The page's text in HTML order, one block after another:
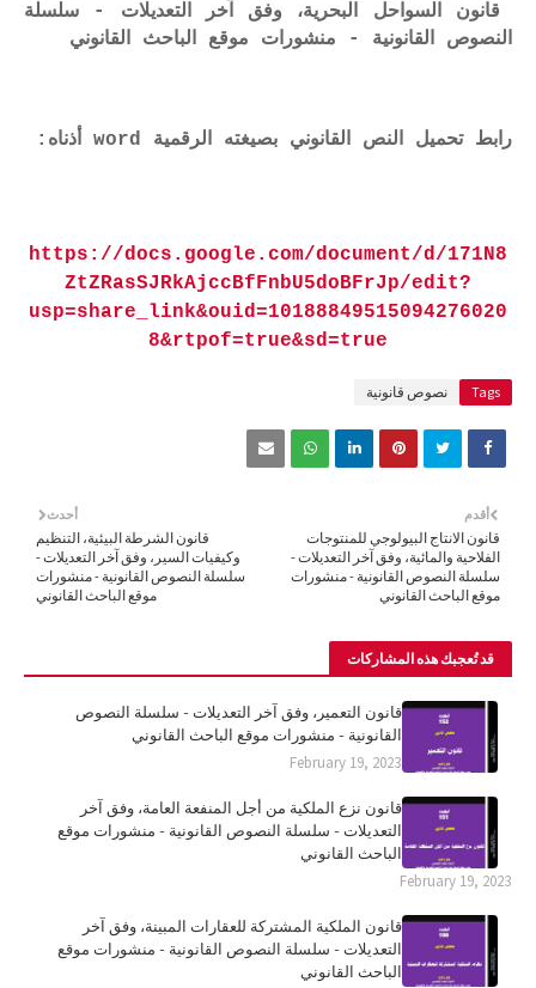
قانون السواحل البحرية، وفق آخر التعديلات - سلسلة
النصوص القانونية - منشورات موقع الباحث القانوني
رابط تحميل النص القانوني بصيغته الرقمية word أذناه:
https://docs.google.com/document/d/171N8
ZtZRasSJRkAjccBfFnbU5doBFrJp/edit?
usp=share_link&ouid=10188849515094276020
8&rtpof=true&sd=true
Tags نصوص قانونية
أحدث
قانون الشرطة البيئية، التنظيم
وكيفيات السير، وفق آخر التعديلات -
سلسلة النصوص القانونية - منشورات
موقع الباحث القانوني
أقدم
قانون الانتاج البيولوجي للمنتوجات
الفلاحية والمائية، وفق آخر التعديلات -
سلسلة النصوص القانونية - منشورات
موقع الباحث القانوني
قد تُعجبك هذه المشاركات
قانون التعمير، وفق آخر التعديلات - سلسلة النصوص
القانونية - منشورات موقع الباحث القانوني
February 19, 2023
قانون نزع الملكية من أجل المنفعة العامة، وفق آخر
التعديلات - سلسلة النصوص القانونية - منشورات موقع
الباحث القانوني
February 19, 2023
قانون الملكية المشتركة للعقارات المبينة، وفق آخر
التعديلات - سلسلة النصوص القانونية - منشورات موقع
الباحث القانوني